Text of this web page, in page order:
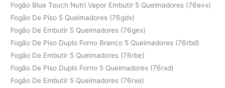
Fogão Blue Touch Nutri Vapor Embutir 5 Queimadores (76evx)
Fogão De Piso 5 Queimadores (76gdx)
Fogão De Embutir 5 Queimadores (76gex)
Fogão De Piso Duplo Forno Branco 5 Queimadores (76rbd)
Fogão De Embutir 5 Queimadores (76rbe)
Fogão De Piso Duplo Forno 5 Queimadores (76rxd)
Fogão De Embutir 5 Queimadores (76rxe)